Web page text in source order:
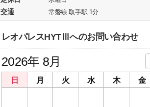
交通 常磐線 取手駅 1分
レオパレスHYTⅢへのお問い合わせ
2026年 8月
日 月 火 水 木 金